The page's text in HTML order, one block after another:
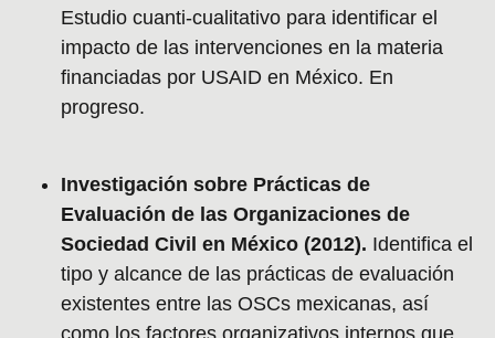
Estudio cuanti-cualitativo para identificar el
impacto de las intervenciones en la materia
financiadas por USAID en México. En
progreso.
Investigación sobre Prácticas de
Evaluación de las Organizaciones de
Sociedad Civil en México (2012). Identifica el
tipo y alcance de las prácticas de evaluación
existentes entre las OSCs mexicanas, así
como los factores organizativos internos que